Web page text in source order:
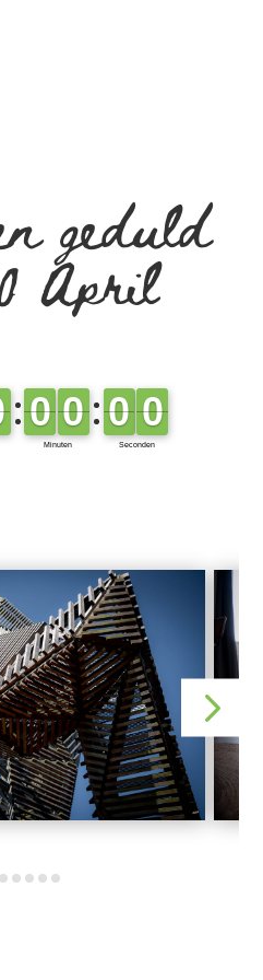
geduld
April